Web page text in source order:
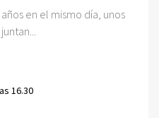
en el mismo día, unos
16.30